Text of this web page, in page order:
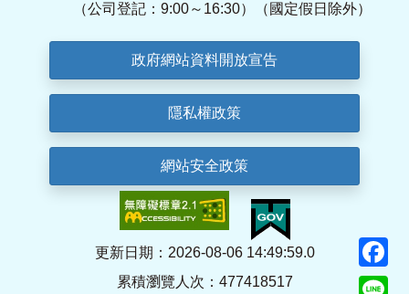
（公司登記：9:00～16:30）（國定假日除外）
政府網站資料開放宣告
隱私權政策
網站安全政策
更新日期：2026-08-06 14:49:59.0
累積瀏覽人次：477418517